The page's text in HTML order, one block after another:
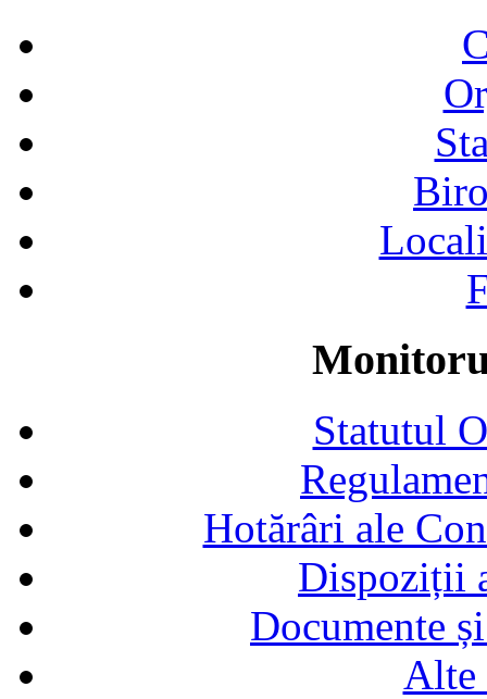
Statutul
Hotărâri ale
Dispoziții
Documente
Alte